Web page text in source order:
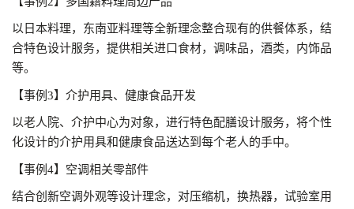
以日本料理，东南亚料理等全新理念整合现有的供餐体系，结
合特色设计服务，提供相关进口食材，调味品，酒类，内饰品
等。
【事例3】介护用具、健康食品开发
以老人院、介护中心为对象，进行特色配膳设计服务，将个性
化设计的介护用具和健康食品送达到每个老人的手中。
【事例4】空调相关零部件
结合创新空调外观等设计理念，对压缩机，换热器，试验室用